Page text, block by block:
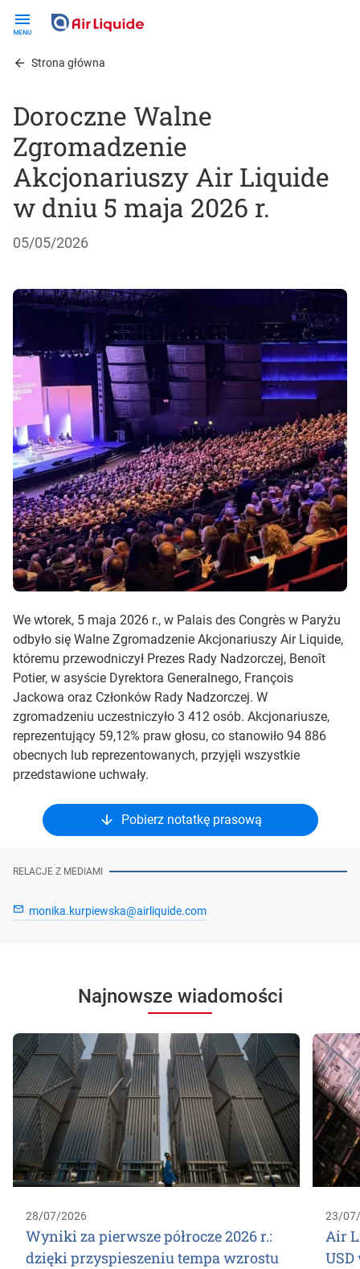
contentStrona główna
Doroczne Walne
Zgromadzenie
Akcjonariuszy Air Liquide
w dniu 5 maja 2026 r.
05/05/2026
We wtorek, 5 maja 2026 r., w Palais des Congrès w Paryżu
odbyło się Walne Zgromadzenie Akcjonariuszy Air Liquide,
któremu przewodniczył Prezes Rady Nadzorczej, Benoît
Potier, w asyście Dyrektora Generalnego, François
Jackowa oraz Członków Rady Nadzorczej. W
zgromadzeniu uczestniczyło 3 412 osób. Akcjonariusze,
reprezentujący 59,12% praw głosu, co stanowiło 94 886
obecnych lub reprezentowanych, przyjęli wszystkie
przedstawione uchwały.
Pobierz notatkę prasową
RELACJE Z MEDIAMI
monika.kurpiewska@airliquide.com
Najnowsze wiadomości
28/07/2026
Wyniki za pierwsze półrocze 2026 r.:
dzięki przyspieszeniu tempa wzrostu
23/
Air